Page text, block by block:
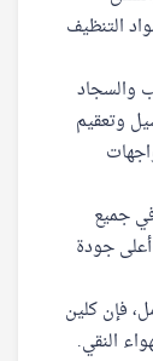
التنظيف
والسجاد
وتعقيم
جميع
جودة
فإن كلين
النقي.